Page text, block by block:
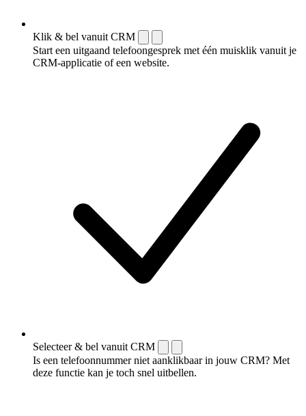
Klik & bel vanuit CRM
Start een uitgaand telefoongesprek met één muisklik vanuit je
CRM-applicatie of een website.
Selecteer & bel vanuit CRM
Is een telefoonnummer niet aanklikbaar in jouw CRM? Met
deze functie kan je toch snel uitbellen.